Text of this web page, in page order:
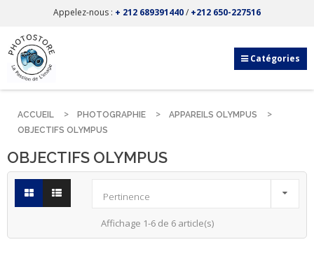
Appelez-nous : + 212 689391440/ +212 650-227516
Catégories
ACCUEIL PHOTOGRAPHIE
APPAREILS OLYMPUS
OBJECTIFS OLYMPUS
OBJECTIFS OLYMPUS
Pertinence 
Affichage 1-6 de 6 article(s)